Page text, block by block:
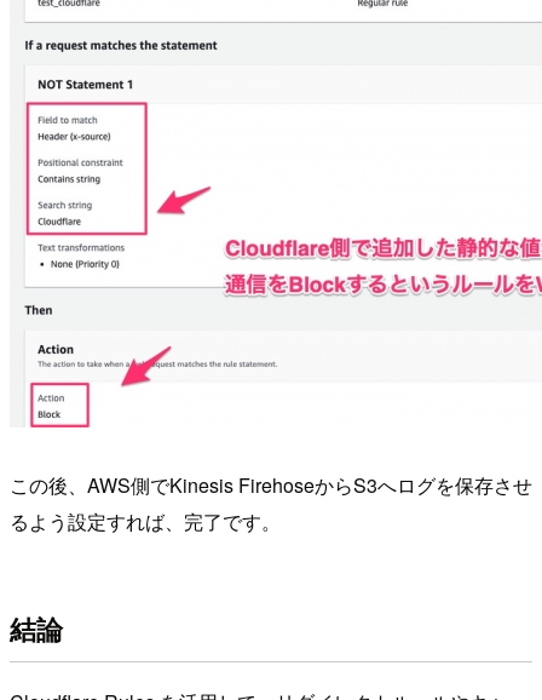
この後、AWS側でKinesis FirehoseからS3へログを保存させ
るよう設定すれば、完了です。
結論